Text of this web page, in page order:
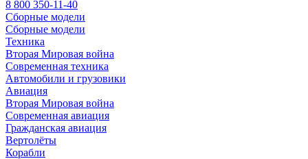
8 800 350-11-40
Сборные модели
Сборные модели
Техника
Вторая Мировая война
Современная техника
Автомобили и грузовики
Авиация
Вторая Мировая война
Современная авиация
Гражданская авиация
Вертолёты
Корабли